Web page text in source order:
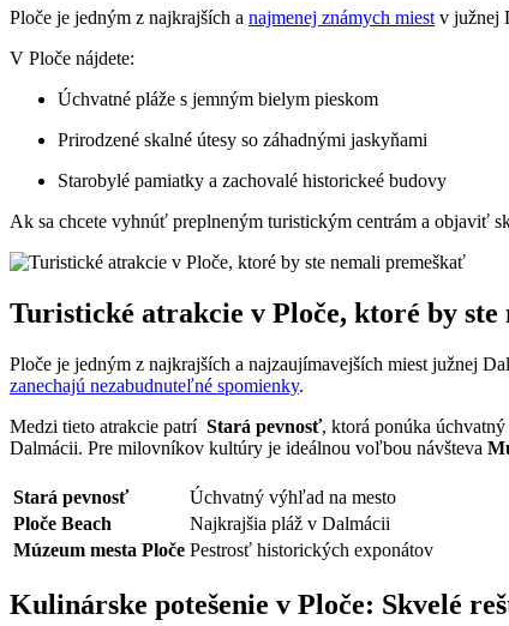
Ploče je jedným z ⁤najkrajších a⁣ najmenej známych miest v južnej
V Ploče nájdete:
Úchvatné pláže s ⁢jemným bielym ⁤pieskom
Prirodzené ⁤skalné​ útesy so​ záhadnými jaskyňami
Starobylé​ pamiatky a zachovalé historickeé‍ budovy
Ak sa chcete ​vyhnúť preplneným turistickým centrám a ⁢objaviť
Turistické atrakcie‌ v Ploče, ktoré by
Ploče je jedným‌ z⁣ najkrajších a najzaujímavejších ⁤miest južnej⁣
zanechajú nezabudnuteľné spomienky.
Medzi ⁢tieto‌ atrakcie patrí ⁤ Stará pevnosť, ktorá ponúka
Dalmácii. Pre milovníkov kultúry je ideálnou voľbou návšteva
Stará⁤ pevnosť
Úchvatný výhľad na mesto
Ploče Beach
Najkrajšia pláž v ⁤Dalmácii
Múzeum mesta⁣ Ploče Pestrosť ⁢historických exponátov
Kulinárske potešenie v Ploče: Skvelé